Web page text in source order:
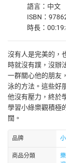
語言：中文
ISBN：
時長：
沒有人是完美的，
時就沒有蹼，沒辦
一群關心他的朋友
泳的方法。這些好
他沒有壓力，終於
學習小綠樂觀積極
闊。
品牌
商品分類